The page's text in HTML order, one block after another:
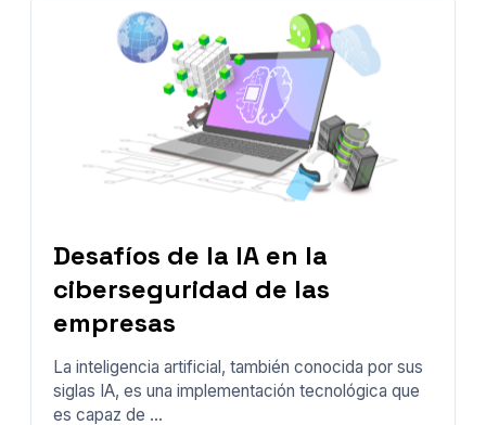
Desafíos de la IA en la
ciberseguridad de las
empresas
La inteligencia artificial, también conocida por sus
siglas IA, es una implementación tecnológica que
es capaz de ...